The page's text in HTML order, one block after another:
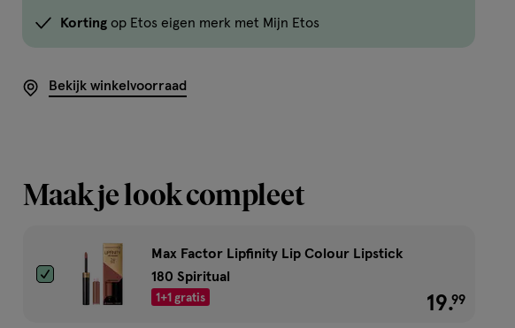
nog
Kortingop Etos eigen merk met Mijn Etos
Bekijk winkelvoorraad
Maak je look compleet
Max Factor Lipfinity Lip Colour Lipstick
180 Spiritual
1+1 gratis 19.99